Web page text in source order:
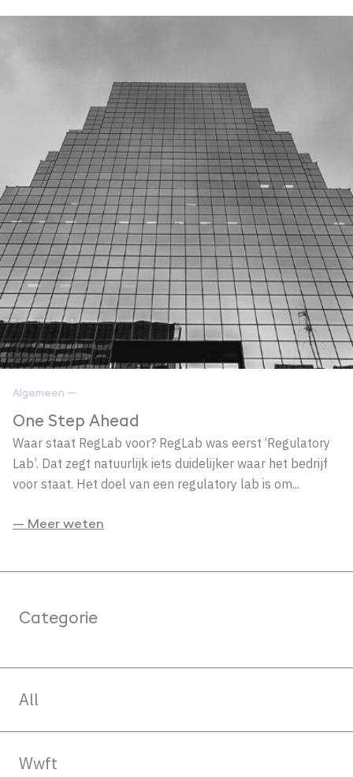
Algemeen —
One Step Ahead
Waar staat RegLab voor? RegLab was eerst ‘Regulatory
Lab’. Dat zegt natuurlijk iets duidelijker waar het bedrijf
voor staat. Het doel van een regulatory lab is om...
— Meer weten
Categorie
All
Wwft